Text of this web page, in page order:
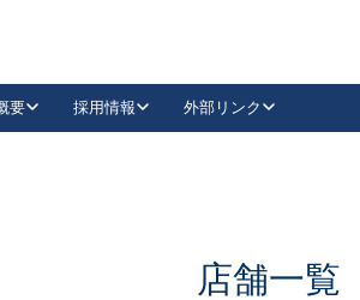
抗ウイルス・抗菌製品
要 採用情報 外部リンク
LinkedIn店舗一覧